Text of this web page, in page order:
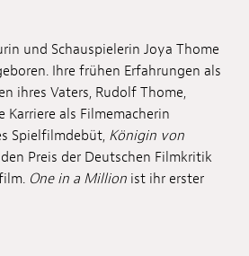
und Schauspielerin Joya Thome
Ihre frühen Erfahrungen als
ihres Vaters, Rudolf Thome,
Karriere als Filmemacherin
Spielfilmdebüt, Königin von
Preis der Deutschen Filmkritik
One in a Million ist ihr erster